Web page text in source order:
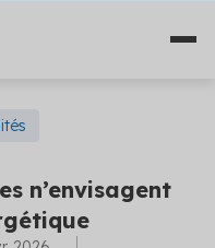
n’envisagent